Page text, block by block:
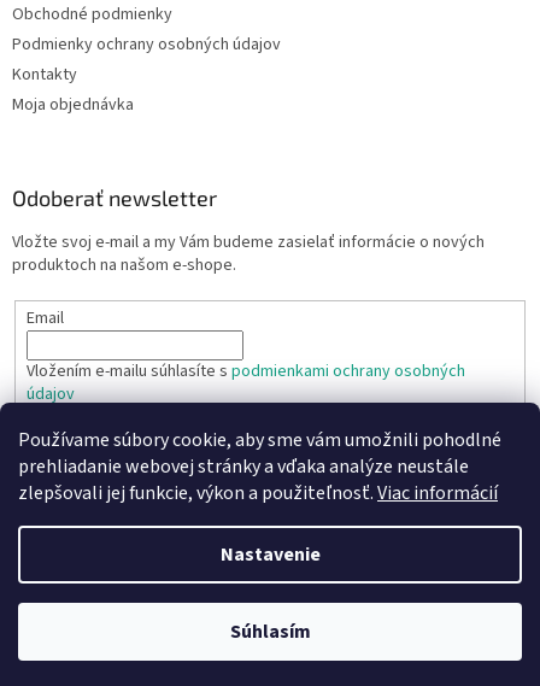
Používame súbory cookie, aby sme vám umožnili pohodlné
prehliadanie webovej stránky a vďaka analýze neustále
zlepšovali jej funkcie, výkon a použiteľnosť.Viac informácií
Nastavenie
Súhlasím
Obchodné podmienky
Podmienky ochrany osobných údajov
Kontakty
Moja objednávka
Odoberať newsletter
Vložte svoj e-mail a my Vám budeme zasielať informácie o nových
produktoch na našom e-shope.
Email
Vložením e-mailu súhlasíte s podmienkami ochrany osobných
údajov
PRIHLÁSIŤ SA
Vytvoril Shoptet
TR TECHNIC s.r.o.. Všetky práva vyhradené.